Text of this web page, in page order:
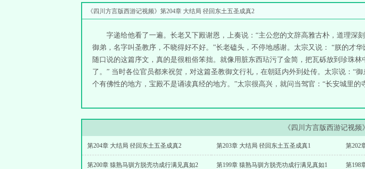
《四川方言版西游记视频》第204章 大结局 径回东土五圣成真2
字递给他看了一遍。长老又下殿谢恩，上奏说：“主公您的文辞高雅古朴，道理深
御弟，名字叫圣教序，不晓得好不好。”长老磕头，不停地感谢。太宗又说： “朕的才
随口说的这篇序文，真的是很粗俗笨拙。就像用脏东西玷污了金简，把瓦砾放到珍珠
了。” 当时各位官员都来祝贺，对这篇圣教御文行礼，在朝廷内外到处传。太宗说：“
个有佛性的地方，宝殿不是诵读真经的地方。”太宗很高兴，就问当驾官：“长安城里的
《四川方言版西游记视
第204章 大结局 径回东土五圣成真2 第203章 大结局 径回东土五圣成真1 第202
第200章 猿熟马驯方脱壳功成行满见真如2 第199章 猿熟马驯方脱壳功成行满见真如1 第198